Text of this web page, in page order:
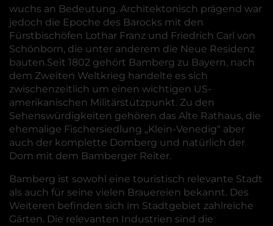
wuchs an Bedeutung. Architektonisch prägend war
jedoch die Epoche des Barocks mit den
Fürstbischöfen Lothar Franz und Friedrich Carl von
Schönborn, die unter anderem die Neue Residenz
bauten.Seit 1802 gehört Bamberg zu Bayern, nach
dem Zweiten Weltkrieg handelte es sich
zwischenzeitlich um einen wichtigen US-
amerikanischen Militärstützpunkt. Zu den
Sehenswürdigkeiten gehören das Alte Rathaus, die
ehemalige Fischersiedlung „Klein-Venedig“ aber
auch der komplette Domberg und natürlich der
Dom mit dem Bamberger Reiter.
Bamberg ist sowohl eine touristisch relevante Stadt
als auch für seine vielen Brauereien bekannt. Des
Weiteren befinden sich im Stadtgebiet zahlreiche
Gärten. Die relevanten Industrien sind die